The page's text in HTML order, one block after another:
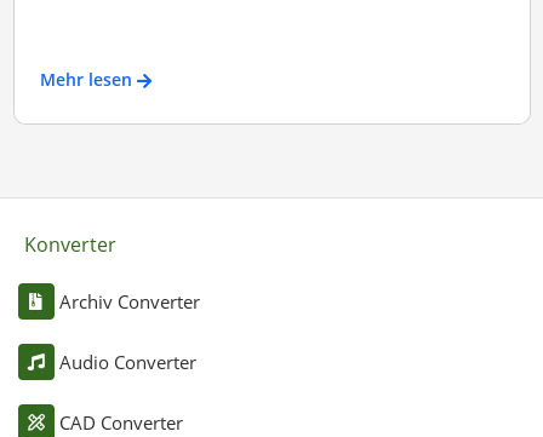
Mehr lesen
Konverter
Archiv Converter
Audio Converter
CAD Converter